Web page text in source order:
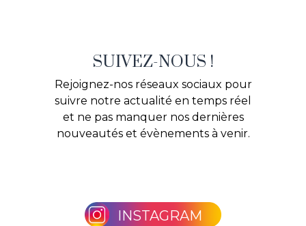
SUIVEZ-NOUS !
Rejoignez-nos réseaux sociaux pour
suivre notre actualité en temps réel
et ne pas manquer nos dernières
nouveautés et évènements à venir.
INSTAGRAM